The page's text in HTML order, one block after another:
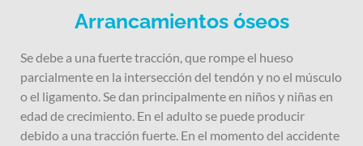
Arrancamientos óseos
Se debe a una fuerte tracción, que rompe el hueso
parcialmente en la intersección del tendón y no el músculo
o el ligamento. Se dan principalmente en niños y niñas en
edad de crecimiento. En el adulto se puede producir
debido a una tracción fuerte. En el momento del accidente